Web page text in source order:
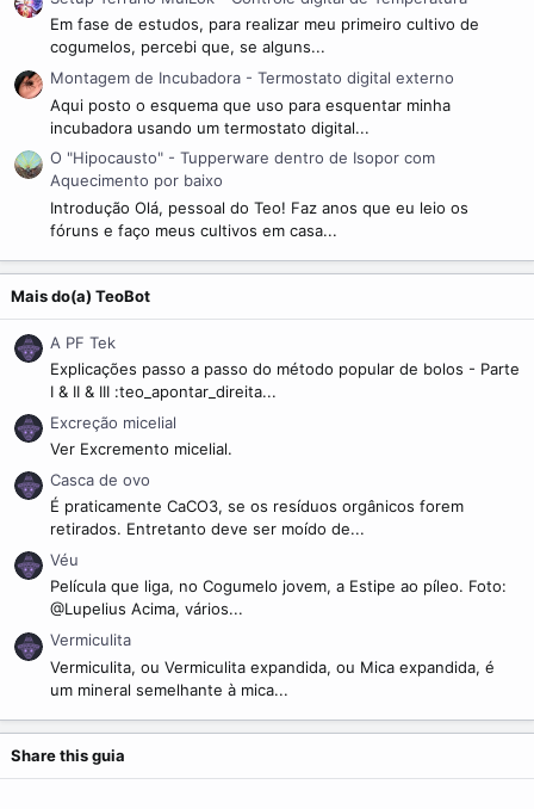
Em fase de estudos, para realizar meu primeiro cultivo de
cogumelos, percebi que, se alguns...
Montagem de Incubadora - Termostato digital externo
Aqui posto o esquema que uso para esquentar minha
incubadora usando um termostato digital...
O "Hipocausto" - Tupperware dentro de Isopor com
Aquecimento por baixo
Introdução Olá, pessoal do Teo! Faz anos que eu leio os
fóruns e faço meus cultivos em casa...
Mais do(a) TeoBot
A PF Tek
Explicações passo a passo do método popular de bolos - Parte
I & II & III :teo_apontar_direita...
Excreção micelial
Ver Excremento micelial.
Casca de ovo
É praticamente CaCO3, se os resíduos orgânicos forem
retirados. Entretanto deve ser moído de...
Véu
Película que liga, no Cogumelo jovem, a Estipe ao píleo. Foto:
@Lupelius Acima, vários...
Vermiculita
Vermiculita, ou Vermiculita expandida, ou Mica expandida, é
um mineral semelhante à mica...
Share this guia